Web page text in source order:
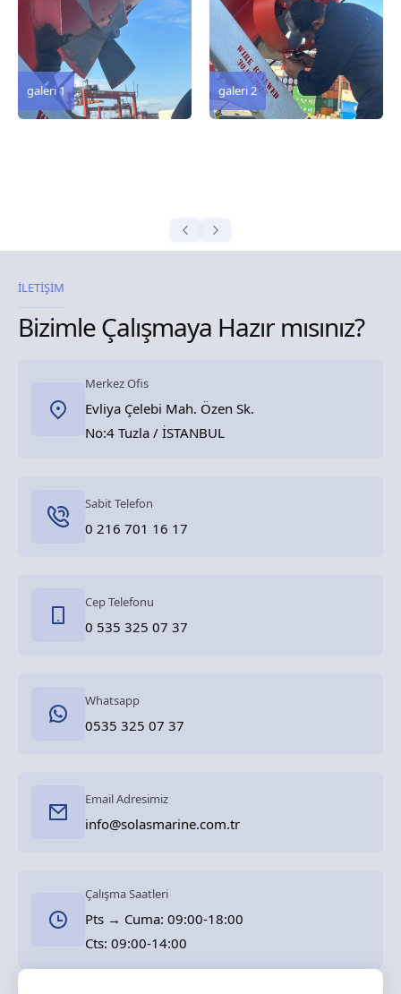
galeri 2
İLETİŞİM
Bizimle Çalışmaya Hazır mısınız?
Merkez Ofis
Evliya Çelebi Mah. Özen Sk.
No:4 Tuzla / İSTANBUL
Sabit Telefon
0 216 701 16 17
Cep Telefonu
0 535 325 07 37
Whatsapp
0535 325 07 37
Email Adresimiz
info@solasmarine.com.tr
Çalışma Saatleri
Pts → Cuma: 09:00-18:00
Cts: 09:00-14:00